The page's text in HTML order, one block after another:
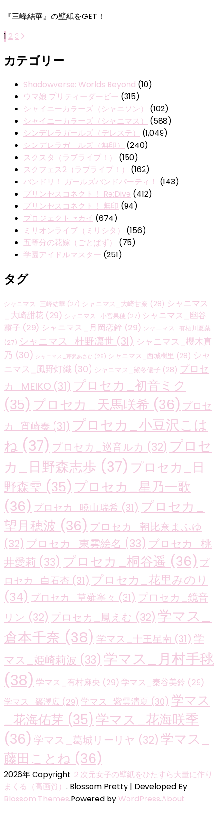
『三峰結華』の壁紙をGET！
投
稿
ペ
ー
ジ
送
り
固
ペ
1 固
ペ
ジ
2 固
ペ
ジ
3
カテゴリー
Shadowverse: Worlds Beyond (10)
ウマ娘 プリティーダービー (315)
シャイニーカラーズ（シャニソン）
(102)
シャイニーカラーズ（シャニマス）
(588)
シンデレラガールズ（デレステ）
(1,049)
シンデレラガールズ（無印）
(240)
スクスタ（ラブライブ！）
(150)
スクフェス2（ラブライブ！）
(162)
バンドリ！ ガールズバンドパーティ！ (143)
プリンセスコネクト！ Re:Dive (412)
プリンセスコネクト！ 無印 (94)
プロジェクトセカイ (674)
ミリオンライブ（ミリシタ）
(156)
五等分の花嫁（ごとぱず）
(75)
学園アイドルマスター (251)
タグ
シャニマス_三峰結華 (27) シャニマス_大崎甘奈 (28) シャニマス
_大崎甜花 (29) シャニマス_小宮果穂 (27) シャニマス_幽谷
霧子 (29) シャニマス_月岡恋鐘 (29) シャニマス_有栖川夏葉
(27) シャニマス_杜野凛世 (31) シャニマス_櫻木真
乃 (30) シャニマス_芹沢あさひ (26) シャニマス_西城樹里 (28) シャ
ニマス_風野灯織 (30) シャニマス_黛冬優子 (28) プロセ
カ_MEIKO (31) プロセカ_初音ミク
(35) プロセカ_天馬咲希 (36) プロセ
カ_宵崎奏 (31) プロセカ_小豆沢こは
ね (37) プロセカ_巡音ルカ (32) プロセ
カ_日野森志歩 (37) プロセカ_日
野森雫 (35) プロセカ_星乃一歌
(36) プロセカ_暁山瑞希 (31) プロセカ_
望月穂波 (36) プロセカ_朝比奈まふゆ
(32) プロセカ_東雲絵名 (33) プロセカ_桃
井愛莉 (33) プロセカ_桐谷遥 (36) プ
ロセカ_白石杏 (31) プロセカ_花里みのり
(34) プロセカ_草薙寧々 (31) プロセカ_鏡音
リン (32) プロセカ_鳳えむ (32) 学マス_
倉本千奈 (38) 学マス_十王星南 (31) 学
マス_姫崎莉波 (33) 学マス_月村手毬
(38) 学マス_有村麻央 (29) 学マス_秦谷美鈴 (29)
学マス_篠澤広 (29) 学マス_紫雲清夏 (30) 学マス
_花海佑芽 (35) 学マス_花海咲季
(36) 学マス_葛城リーリヤ (32) 学マス_
藤田ことね (36)
2026年 Copyright ２次元女子の壁紙をひたすら大量に作り
まくる（高画質） . Blossom Pretty | Developed By
Blossom Themes.Powered byWordPress.About